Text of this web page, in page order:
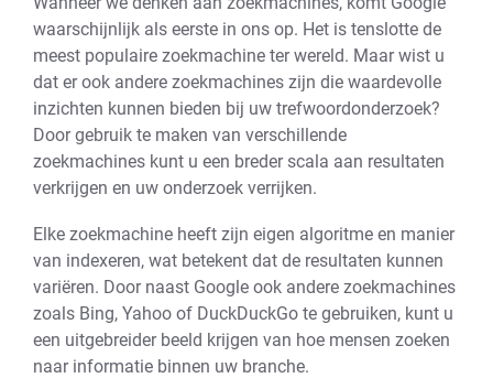
waarschijnlijk als eerste in ons op. Het is tenslotte de
meest populaire zoekmachine ter wereld. Maar wist u
dat er ook andere zoekmachines zijn die waardevolle
inzichten kunnen bieden bij uw trefwoordonderzoek?
Door gebruik te maken van verschillende
zoekmachines kunt u een breder scala aan resultaten
verkrijgen en uw onderzoek verrijken.
Elke zoekmachine heeft zijn eigen algoritme en manier
van indexeren, wat betekent dat de resultaten kunnen
variëren. Door naast Google ook andere zoekmachines
zoals Bing, Yahoo of DuckDuckGo te gebruiken, kunt u
een uitgebreider beeld krijgen van hoe mensen zoeken
naar informatie binnen uw branche.